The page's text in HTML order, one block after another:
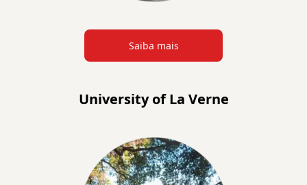
Saiba mais
University of La Verne